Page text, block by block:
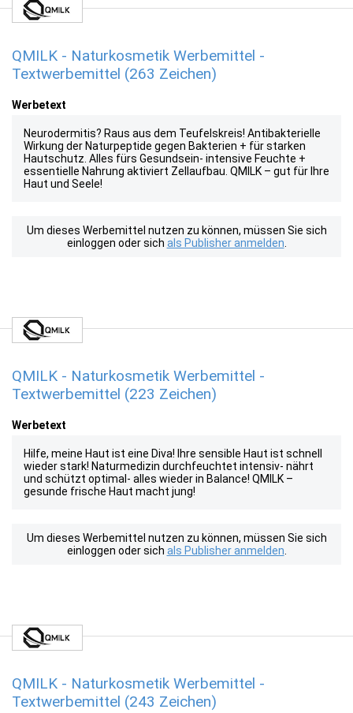
QMILK - Naturkosmetik Werbemittel -
Textwerbemittel (263 Zeichen)
Werbetext
Neurodermitis? Raus aus dem Teufelskreis! Antibakterielle
Wirkung der Naturpeptide gegen Bakterien + für starken
Hautschutz. Alles fürs Gesundsein- intensive Feuchte +
essentielle Nahrung aktiviert Zellaufbau. QMILK – gut für Ihre
Haut und Seele!
Um dieses Werbemittel nutzen zu können, müssen Sie sich
einloggen oder sich als Publisher anmelden
QMILK - Naturkosmetik Werbemittel -
Textwerbemittel (223 Zeichen)
Werbetext
Hilfe, meine Haut ist eine Diva! Ihre sensible Haut ist schnell
wieder stark! Naturmedizin durchfeuchtet intensiv- nährt
und schützt optimal- alles wieder in Balance! QMILK –
gesunde frische Haut macht jung!
Um dieses Werbemittel nutzen zu können, müssen Sie sich
einloggen oder sich als Publisher anmelden
QMILK - Naturkosmetik Werbemittel -
Textwerbemittel (243 Zeichen)